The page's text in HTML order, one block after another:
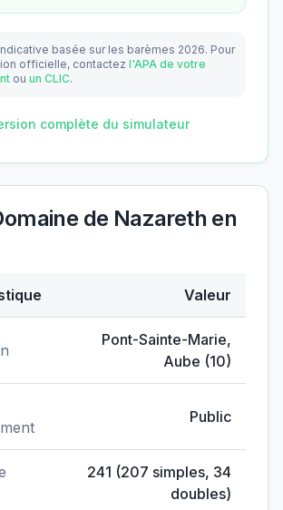
basée sur les barèmes 2026. Pour
officielle, contactez l'APA de votre
ou un CLIC.
complète du simulateur
de Nazareth en
Valeur
Pont-Sainte-Marie,
Aube (10)
Public
241 (207 simples, 34
doubles)